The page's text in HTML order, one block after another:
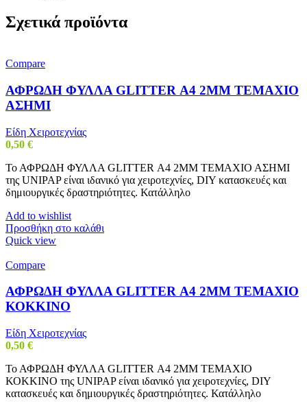
Σχετικά προϊόντα
Compare
ΑΦΡΩΔΗ ΦΥΛΛΑ GLITTER Α4 2MM ΤΕΜΑΧΙΟ
ΑΣΗΜΙ
Είδη Χειροτεχνίας
0,50 €
Το ΑΦΡΩΔΗ ΦΥΛΛΑ GLITTER Α4 2MM ΤΕΜΑΧΙΟ ΑΣΗΜΙ
της UNIPAP είναι ιδανικό για χειροτεχνίες, DIY κατασκευές και
δημιουργικές δραστηριότητες. Κατάλληλο
Add to wishlist
Προσθήκη στο καλάθι
Quick view
Compare
ΑΦΡΩΔΗ ΦΥΛΛΑ GLITTER Α4 2MM ΤΕΜΑΧΙΟ
ΚΟΚΚΙΝΟ
Είδη Χειροτεχνίας
0,50 €
Το ΑΦΡΩΔΗ ΦΥΛΛΑ GLITTER Α4 2MM ΤΕΜΑΧΙΟ
ΚΟΚΚΙΝΟ της UNIPAP είναι ιδανικό για χειροτεχνίες, DIY
κατασκευές και δημιουργικές δραστηριότητες. Κατάλληλο